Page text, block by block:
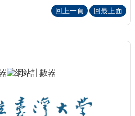
回上一頁
回最上面